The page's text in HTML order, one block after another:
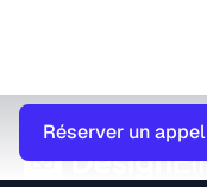
Réserver un appel